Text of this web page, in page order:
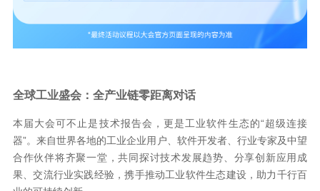
全球工业盛会：全产业链零距离对话
本届大会可不止是技术报告会，更是工业软件生态的“超级连接
器”。来自世界各地的工业企业用户、软件开发者、行业专家及中望
合作伙伴将齐聚一堂，共同探讨技术发展趋势、分享创新应用成
果、交流行业实践经验，携手推动工业软件生态建设，助力千行百